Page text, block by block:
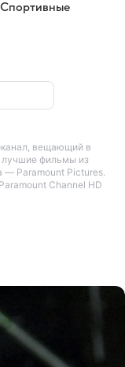
Спортивные
вещающий в
лучшие фильмы из
— Paramount Pictures.
Channel HD